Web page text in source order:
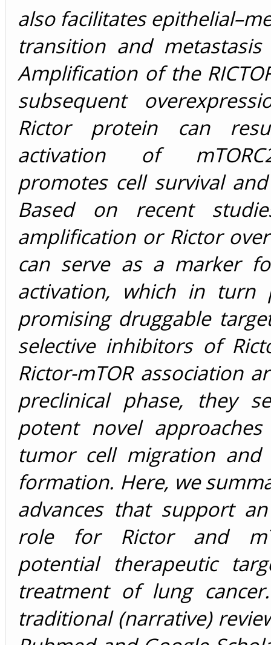
also facilitates
transition and
Amplification of the
subsequent
Rictor protein can
activation of
promotes cell survival
Based on recent
amplification or Rictor
can serve as a marker
activation, which in turn
promising druggable
selective inhibitors of
Rictor-mTOR association
preclinical phase, they
potent novel
tumor cell migration and
formation. Here, we
advances that support
role for Rictor and
potential therapeutic
treatment of lung
traditional (narrative)